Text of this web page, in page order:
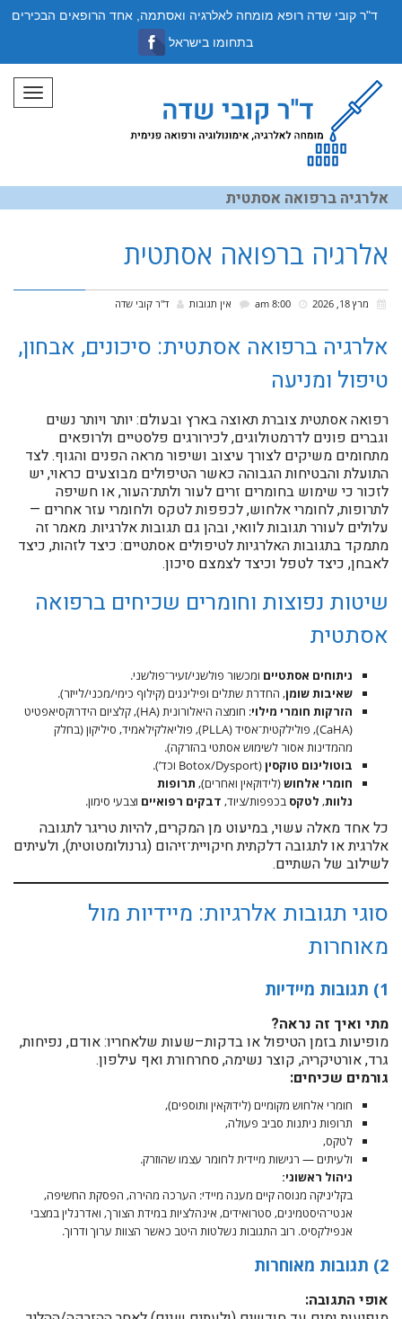
תפריט
אלרגיה ברפואה אסתטית
אלרגיה ברפואה אסתטית
מרץ 18, 2026 אין תגובות ד''ר קובי שדה
אלרגיה ברפואה אסתטית: סיכונים, אבחון,
טיפול ומניעה
רפואה אסתטית צוברת תאוצה בארץ ובעולם: יותר ויותר נשים
וגברים פונים לדרמטולוגים, לכירורגים פלסטיים ולרופאים
מתחומים משיקים לצורך עיצוב ושיפור מראה הפנים והגוף. לצד
התועלת והבטיחות הגבוהה כאשר הטיפולים מבוצעים כראוי, יש
לזכור כי שימוש בחומרים זרים לעור ולתת־העור, או חשיפה
לתרופות, לחומרי אלחוש, לכפפות לטקס ולחומרי עזר אחרים —
עלולים לעורר תגובות לוואי, ובהן גם תגובות אלרגיות. מאמר זה
מתמקד בתגובות האלרגיות לטיפולים אסתטיים: כיצד לזהות, כיצד
לאבחן, כיצד לטפל וכיצד לצמצם סיכון.
שיטות נפוצות וחומרים שכיחים ברפואה
אסתטית
ניתוחים אסתטיים ומכשור פולשני/זעיר־פולשני.
שאיבות שומן, החדרת שתלים ופילינגים (קילוף כימי/מכני/לייזר).
הזרקות חומרי מילוי
: חומצה היאלורונית (HA), קלציום הידרוקסיאפטיט
(CaHA), פולילקטית־אסיד (PLLA), פוליאלקילאמיד, סיליקון (בחלק
מהמדינות אסור לשימוש אסתטי בהזרקה).
בוטולינום טוקסין(Botox/Dysport וכד’).
חומרי אלחוש(לידוקאין ואחרים), תרופות
נלוות, לטקס בכפפות/ציוד, דבקים רפואיים וצבעי סימון.
כל אחד מאלה עשוי, במיעוט מן המקרים, להיות טריגר לתגובה
אלרגית או לתגובה דלקתית חיקויית־זיהום (גרנולומטוטית), ולעיתים
לשילוב של השתיים.
סוגי תגובות אלרגיות: מיידיות מול
מאוחרות
1) תגובות מיידיות
מתי ואיך זה נראה?
מופיעות בזמן הטיפול או בדקות–שעות שלאחריו: אודם, נפיחות,
גרד, אורטיקריה, קוצר נשימה, סחרחורת ואף עילפון.
גורמים שכיחים:
חומרי אלחוש מקומיים (לידוקאין ותוספים),
תרופות ניתנות סביב פעולה,
לטקס,
ולעיתים — רגישות מיידית לחומר עצמו שהוזרק.
ניהול ראשוני:
בקליניקה מנוסה קיים מענה מיידי: הערכה מהירה, הפסקת החשיפה,
אנטי־היסטמינים, סטרואידים, אינהלציות במידת הצורך, ואדרנלין במצבי
אנפילקסיס. רוב התגובות נשלטות היטב כאשר הצוות ערוך ודרוך.
2) תגובות מאוחרות
אופי התגובה:
ד"ר קובי שדה רופא מומחה לאלרגיה ואסתמה, אחד הרופאים הבכירים
בתחומו בישראל